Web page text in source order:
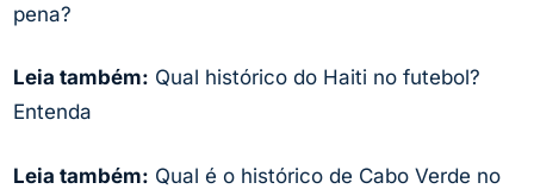
pena?
Leia também: Qual histórico do Haiti no futebol?
Entenda
Leia também: Qual é o histórico de Cabo Verde no